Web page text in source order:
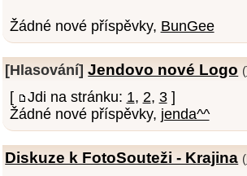
Žádné nové příspěvky, BunGee
[Hlasování] Jendovo nové Logo (
[ Jdi na stránku: 1, 2, 3]
Žádné nové příspěvky, jenda^^
Diskuze k FotoSouteži - Krajina (